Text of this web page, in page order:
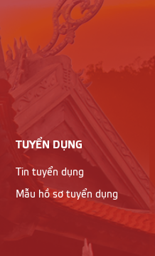
TUYỂN DỤNG
Tin tuyển dụng
Mẫu hồ sơ tuyển dụng